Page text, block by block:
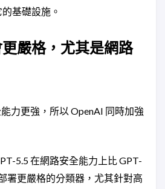
基礎設施。
嚴格，尤其是網路
力更強，所以 OpenAI 同時加強
5.5 在網路安全能力上比 GPT-
署更嚴格的分類器，尤其針對高